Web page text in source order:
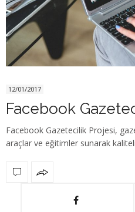
12/01/2017
Facebook
Facebook Gazetecilik Projesi,
araçlar ve eğitimler sunarak